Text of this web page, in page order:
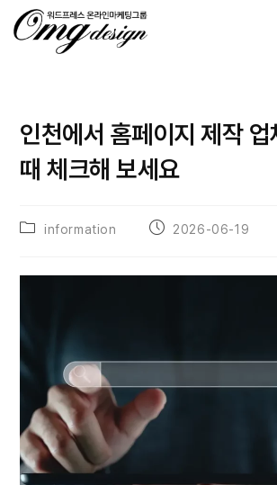
인천에서 홈페이지 제작
때 체크해 보세요
information 2026-06-19